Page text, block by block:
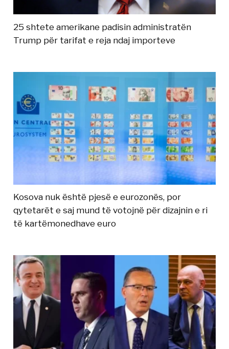
25 shtete amerikane padisin administratën
Trump për tarifat e reja ndaj importeve
Kosova nuk është pjesë e eurozonës, por
qytetarët e saj mund të votojnë për dizajnin e ri
të kartëmonedhave euro